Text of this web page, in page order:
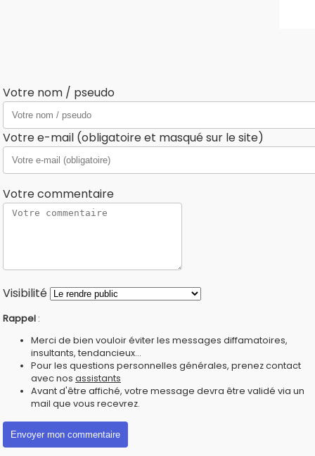
Votre nom / pseudo
Votre e-mail (obligatoire et masqué sur le site)
Votre commentaire
Visibilité
Rappel :
Merci de bien vouloir éviter les messages diffamatoires,
insultants, tendancieux...
Pour les questions personnelles générales, prenez contact
avec nos assistants
Avant d'être affiché, votre message devra être validé via un
mail que vous recevrez.